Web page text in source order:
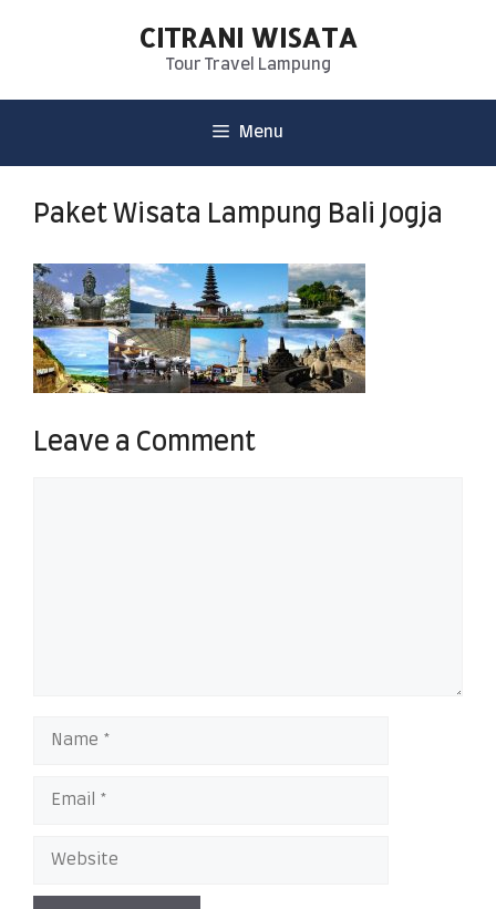
CITRANI WISATA
Tour Travel Lampung
Menu
Paket Wisata Lampung Bali Jogja
Leave a Comment